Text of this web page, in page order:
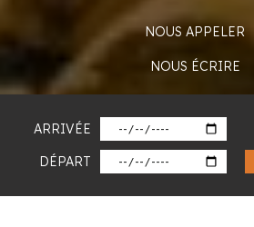
NOUS APPELER
NOUS ÉCRIRE
ARRIVÉE
DÉPART